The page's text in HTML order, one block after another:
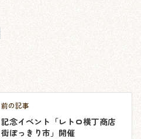
前の記事
記念イベント「レトロ横丁商店
街ぽっきり市」開催